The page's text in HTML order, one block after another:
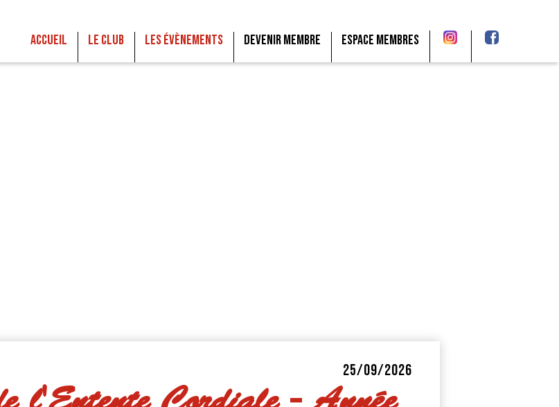
Accueil Le club Les Évènements Devenir membre Espace membres
25/09/2026